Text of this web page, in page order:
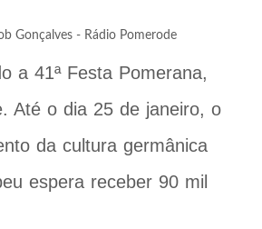
Gonçalves - Rádio Pomerode
a 41ª Festa Pomerana,
Até o dia 25 de janeiro, o
da cultura germânica
espera receber 90 mil